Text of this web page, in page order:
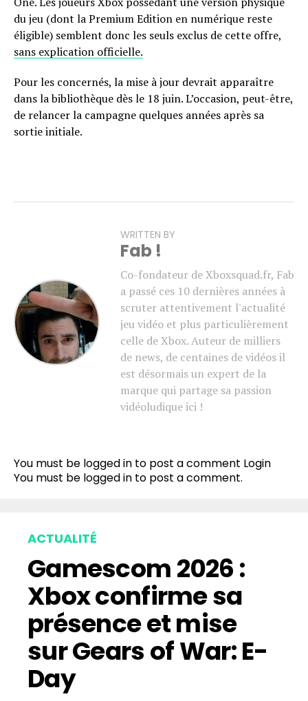
du jeu (dont la Premium Edition en numérique reste
éligible) semblent donc les seuls exclus de cette offre,
sans explication officielle.
Pour les concernés, la mise à jour devrait apparaître
dans la bibliothèque dès le 18 juin. L’occasion, peut-être,
de relancer la campagne quelques années après sa
sortie initiale.
WRITTEN BY
Fab !
Co-fondateur de Xboxsquad.fr, Fab
a passé ces 10 dernières années à
scruter attentivement l'actualité
jeu vidéo et plus particulièrement
celle de Xbox. Auteur de milliers
de news, de centaines de vidéos il
est désormais un expert de la
marque qui partage sa passion
vidéoludique ici !
You must be logged in to post a comment Login
You must be logged in to post a comment.
ACTUALITÉ
Gamescom 2026 :
Xbox confirme sa
présence et mise
sur Gears of War: E-
Day